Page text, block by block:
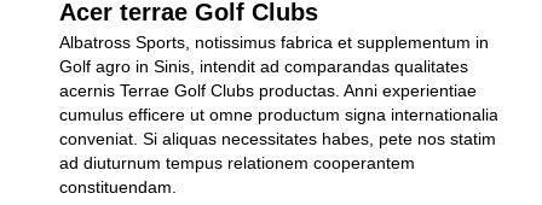
Acer terrae Golf Clubs
Albatross Sports, notissimus fabrica et supplementum in
Golf agro in Sinis, intendit ad comparandas qualitates
acernis Terrae Golf Clubs productas. Anni experientiae
cumulus efficere ut omne productum signa internationalia
conveniat. Si aliquas necessitates habes, pete nos statim
ad diuturnum tempus relationem cooperantem
constituendam.